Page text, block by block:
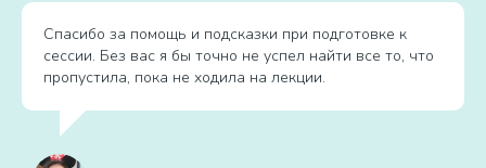
Спасибо за помощь и подсказки при подготовке к
сессии. Без вас я бы точно не успел найти все то, что
пропустила, пока не ходила на лекции.